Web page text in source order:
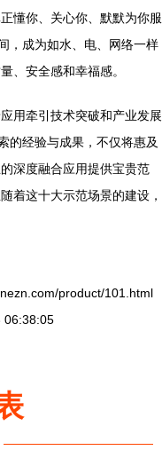
懂你、关心你、默默为你服
，成为如水、电、网络一样
、安全感和幸福感。
用牵引技术突破和产业发展
的经验与成果，不仅将惠及
深度融合应用提供宝贵范
着这十大示范场景的建设，
product/101.html
06:38:05